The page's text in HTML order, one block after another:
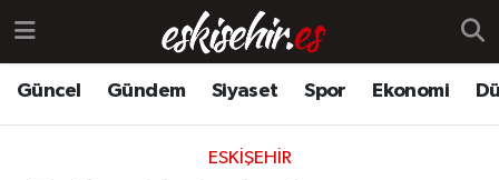
Güncel Gündem Siyaset Spor Ekonomi
ESKIŞEHIR